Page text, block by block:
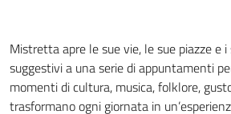
Mistretta apre le sue vie, le sue piazze e
suggestivi a una serie di appuntamenti
momenti di cultura, musica, folklore,
trasformano ogni giornata in